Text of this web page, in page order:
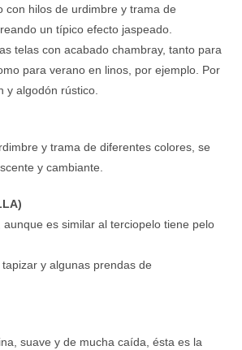
con hilos de urdimbre y trama de
un típico efecto jaspeado.
telas con acabado chambray, tanto para
para verano en linos, por ejemplo. Por
y algodón rústico.
y trama de diferentes colores, se
y cambiante.
aunque es similar al terciopelo tiene pelo
y algunas prendas de
suave y de mucha caída, ésta es la